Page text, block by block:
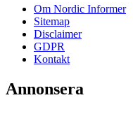
Om Nordic Informer
Sitemap
Disclaimer
GDPR
Kontakt
Annonsera